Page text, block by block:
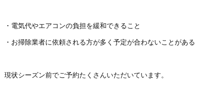
・電気代やエアコンの負担を緩和できること
・お掃除業者に依頼される方が多く予定が合わないことがある
現状シーズン前でご予約たくさんいただいています。